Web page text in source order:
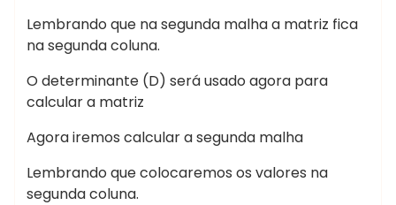
Lembrando que na segunda malha a matriz fica
na segunda coluna.
O determinante (D) será usado agora para
calcular a matriz
Agora iremos calcular a segunda malha
Lembrando que colocaremos os valores na
segunda coluna.